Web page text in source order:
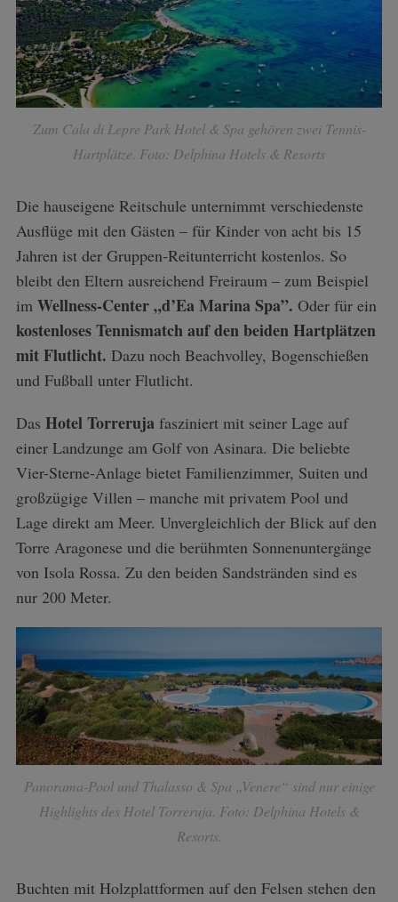
Zum Cala di Lepre Park Hotel & Spa gehören zwei Tennis-
Hartplätze. Foto: Delphina Hotels & Resorts
Die hauseigene Reitschule unternimmt verschiedenste
Ausflüge mit den Gästen – für Kinder von acht bis 15
Jahren ist der Gruppen-Reitunterricht kostenlos. So
bleibt den Eltern ausreichend Freiraum – zum Beispiel
im Wellness-Center „d’Ea Marina Spa”. Oder für ein
kostenloses Tennismatch auf den beiden Hartplätzen
mit Flutlicht. Dazu noch Beachvolley, Bogenschießen
und Fußball unter Flutlicht.
Das Hotel Torreruja fasziniert mit seiner Lage auf
einer Landzunge am Golf von Asinara. Die beliebte
Vier-Sterne-Anlage bietet Familienzimmer, Suiten und
großzügige Villen – manche mit privatem Pool und
Lage direkt am Meer. Unvergleichlich der Blick auf den
Torre Aragonese und die berühmten Sonnenuntergänge
von Isola Rossa. Zu den beiden Sandstränden sind es
nur 200 Meter.
Panorama-Pool und Thalasso & Spa „Venere“ sind nur einige
Highlights des Hotel Torreruja. Foto: Delphina Hotels &
Resorts.
Buchten mit Holzplattformen auf den Felsen stehen den